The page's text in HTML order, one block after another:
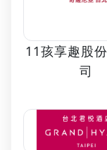
11孩享趣股
司